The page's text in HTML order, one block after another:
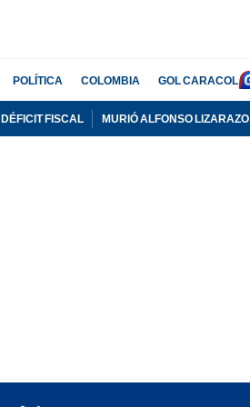
POLÍTICA COLOMBIA GOL CARACOL
DÉFICIT FISCAL MURIÓ ALFONSO LIZARAZO